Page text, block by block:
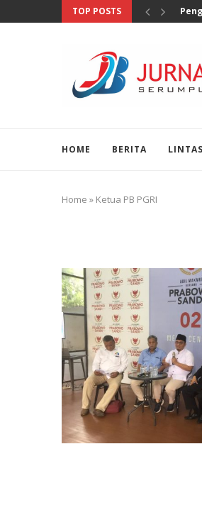
TOP POSTS
HOME BERITA
Home » Ketua PB PGRI